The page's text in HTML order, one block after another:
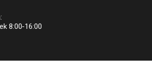
8:00-16:00